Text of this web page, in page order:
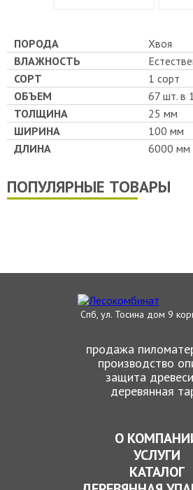
ПОРОДА
Хвоя
ВЛАЖНОСТЬ
СОРТ
1 сорт
ОБЪЕМ
67 шт. в
ТОЛЩИНА
25 мм
ШИРИНА
100 мм
ДЛИНА
6000 мм
ПОПУЛЯРНЫЕ ТОВАРЫ
продажа
производство
защита
деревянная
Спб, ул. Тосина дом 9
О
УСЛУГИ
КАТАЛОГ